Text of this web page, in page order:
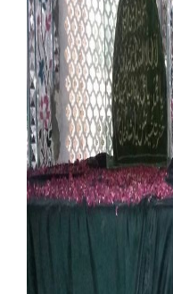
Media
Madani Channel
Volunteer Portal
Rohani Ilaj
Donation
Blog